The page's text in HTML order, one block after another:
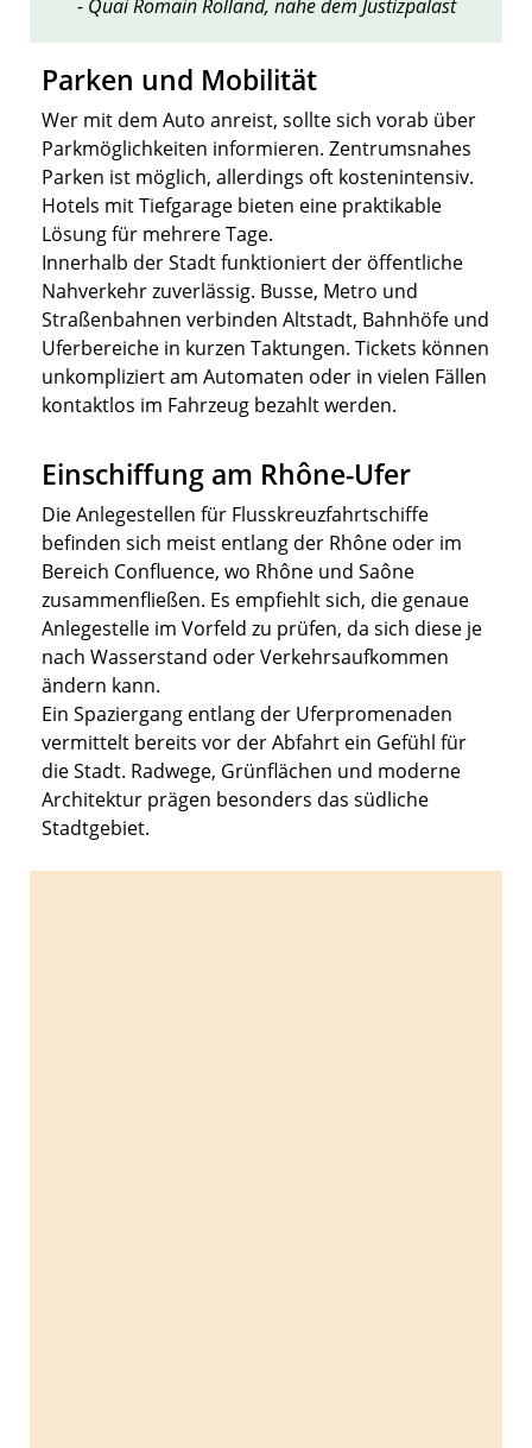
- Quai Romain Rolland, nahe dem Justizpalast
Parken und Mobilität
Wer mit dem Auto anreist, sollte sich vorab über
Parkmöglichkeiten informieren. Zentrumsnahes
Parken ist möglich, allerdings oft kostenintensiv.
Hotels mit Tiefgarage bieten eine praktikable
Lösung für mehrere Tage.
Innerhalb der Stadt funktioniert der öffentliche
Nahverkehr zuverlässig. Busse, Metro und
Straßenbahnen verbinden Altstadt, Bahnhöfe und
Uferbereiche in kurzen Taktungen. Tickets können
unkompliziert am Automaten oder in vielen Fällen
kontaktlos im Fahrzeug bezahlt werden.
Einschiffung am Rhône-Ufer
Die Anlegestellen für Flusskreuzfahrtschiffe
befinden sich meist entlang der Rhône oder im
Bereich Confluence, wo Rhône und Saône
zusammenfließen. Es empfiehlt sich, die genaue
Anlegestelle im Vorfeld zu prüfen, da sich diese je
nach Wasserstand oder Verkehrsaufkommen
ändern kann.
Ein Spaziergang entlang der Uferpromenaden
vermittelt bereits vor der Abfahrt ein Gefühl für
die Stadt. Radwege, Grünflächen und moderne
Architektur prägen besonders das südliche
Stadtgebiet.